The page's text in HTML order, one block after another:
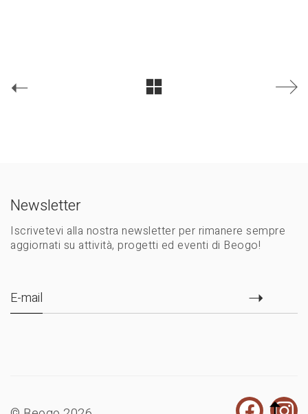
Newsletter
Iscrivetevi alla nostra newsletter per rimanere sempre
aggiornati su attività, progetti ed eventi di Beogo!
E-mail